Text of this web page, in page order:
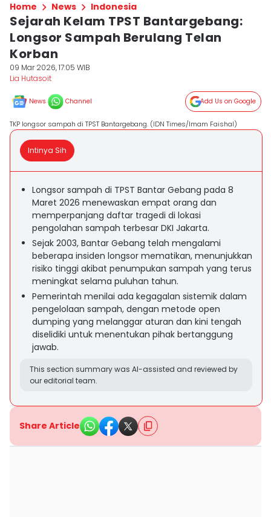
Home News Indonesia
Sejarah Kelam TPST Bantargebang:
Longsor Sampah Berulang Telan
Korban
09 Mar 2026, 17:05 WIB
Lia Hutasoit
News Channel Add Us on Google
TKP longsor sampah di TPST Bantargebang. (IDN Times/Imam Faishal)
Intinya Sih
Longsor sampah di TPST Bantar Gebang pada 8
Maret 2026 menewaskan empat orang dan
memperpanjang daftar tragedi di lokasi
pengolahan sampah terbesar DKI Jakarta.
Sejak 2003, Bantar Gebang telah mengalami
beberapa insiden longsor mematikan, menunjukkan
risiko tinggi akibat penumpukan sampah yang terus
meningkat selama puluhan tahun.
Pemerintah menilai ada kegagalan sistemik dalam
pengelolaan sampah, dengan metode open
dumping yang melanggar aturan dan kini tengah
diselidiki untuk menentukan pihak bertanggung
jawab.
This section summary was AI-assisted and reviewed by
our editorial team.
Share Article